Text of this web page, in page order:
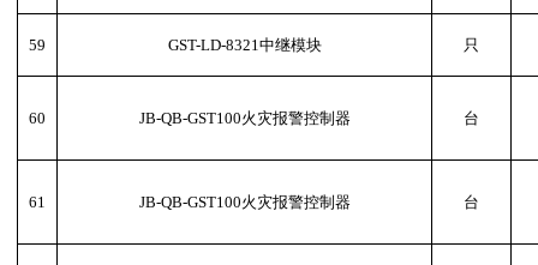
59 GST-LD-8321中继模块 只
60 JB-QB-GST100火灾报警控制器 台
61 JB-QB-GST100火灾报警控制器 台